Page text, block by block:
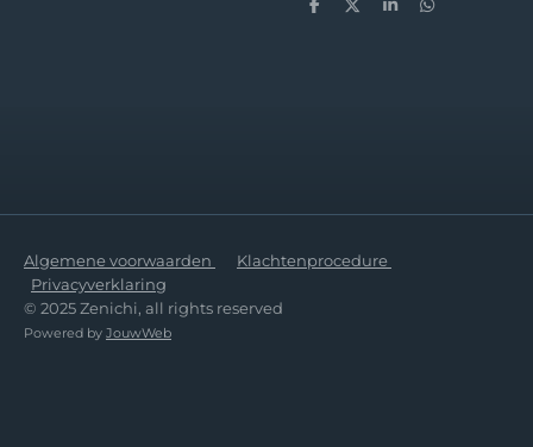
D
D
S
D
Algemene voorwaarden
Klachtenprocedure
Privacyverklaring
© 2025 Zenichi, all rights reserved
Powered by JouwWeb